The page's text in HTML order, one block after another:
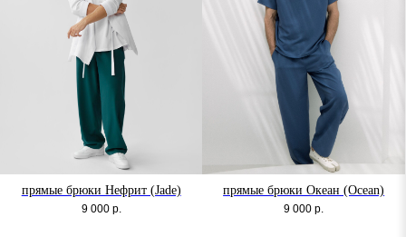
прямые брюки Нефрит (Jade)
9 000 р.
прямые брюки Океан (Ocean)
9 000 р.